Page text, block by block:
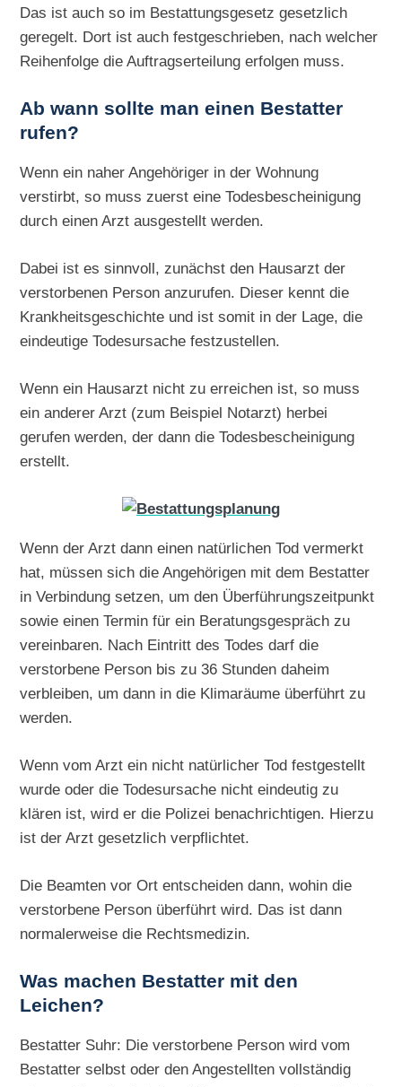
Das ist auch so im Bestattungsgesetz gesetzlich
geregelt. Dort ist auch festgeschrieben, nach welcher
Reihenfolge die Auftragserteilung erfolgen muss.
Ab wann sollte man einen Bestatter
rufen?
Wenn ein naher Angehöriger in der Wohnung
verstirbt, so muss zuerst eine Todesbescheinigung
durch einen Arzt ausgestellt werden.
Dabei ist es sinnvoll, zunächst den Hausarzt der
verstorbenen Person anzurufen. Dieser kennt die
Krankheitsgeschichte und ist somit in der Lage, die
eindeutige Todesursache festzustellen.
Wenn ein Hausarzt nicht zu erreichen ist, so muss
ein anderer Arzt (zum Beispiel Notarzt) herbei
gerufen werden, der dann die Todesbescheinigung
erstellt.
Wenn der Arzt dann einen natürlichen Tod vermerkt
hat, müssen sich die Angehörigen mit dem Bestatter
in Verbindung setzen, um den Überführungszeitpunkt
sowie einen Termin für ein Beratungsgespräch zu
vereinbaren. Nach Eintritt des Todes darf die
verstorbene Person bis zu 36 Stunden daheim
verbleiben, um dann in die Klimaräume überführt zu
werden.
Wenn vom Arzt ein nicht natürlicher Tod festgestellt
wurde oder die Todesursache nicht eindeutig zu
klären ist, wird er die Polizei benachrichtigen. Hierzu
ist der Arzt gesetzlich verpflichtet.
Die Beamten vor Ort entscheiden dann, wohin die
verstorbene Person überführt wird. Das ist dann
normalerweise die Rechtsmedizin.
Was machen Bestatter mit den
Leichen?
Bestatter Suhr: Die verstorbene Person wird vom
Bestatter selbst oder den Angestellten vollständig